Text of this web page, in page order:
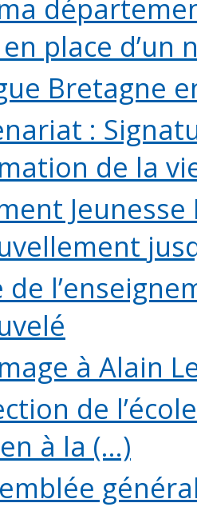
place d’un
Bretagne
:
de la
de
à Alain
de
à la (...)